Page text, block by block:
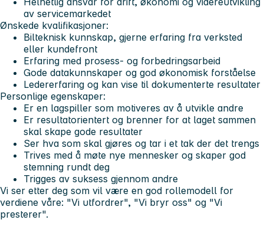
av servicemarkedet
Ønskede kvalifikasjoner:
Bilteknisk kunnskap, gjerne erfaring fra verksted
eller kundefront
Erfaring med prosess- og forbedringsarbeid
Gode datakunnskaper og god økonomisk forståelse
Ledererfaring og kan vise til dokumenterte resultater
Personlige egenskaper:
Er en lagspiller som motiveres av å utvikle andre
Er resultatorientert og brenner for at laget sammen
skal skape gode resultater
Ser hva som skal gjøres og tar i et tak der det trengs
Trives med å møte nye mennesker og skaper god
stemning rundt deg
Trigges av suksess gjennom andre
Vi ser etter deg som vil være en god rollemodell for
verdiene våre: "Vi utfordrer", "Vi bryr oss" og "Vi
presterer".